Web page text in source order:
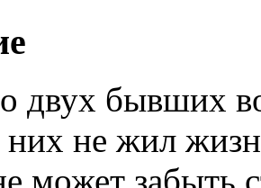
двух бывших
не жил